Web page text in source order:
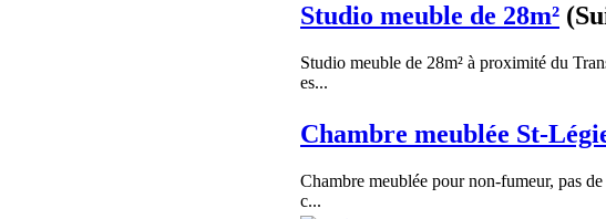
Studio meuble de 28m²
Studio meuble de 28m² à proximité du
es...
Chambre meublée St-
Chambre meublée pour non-fumeur, pas
c...